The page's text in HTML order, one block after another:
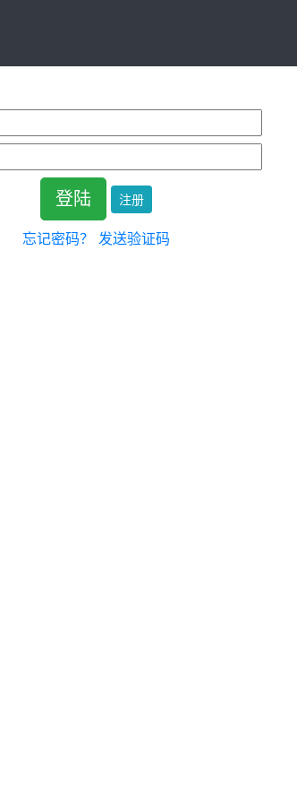
注册
忘记密码？ 发送验证码